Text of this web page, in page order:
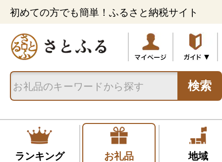
初めての方でも簡単！ふるさと納税サイト
検索
ランキング お礼品 地域